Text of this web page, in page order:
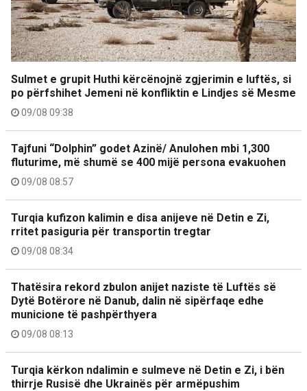
Sulmet e grupit Huthi kërcënojnë zgjerimin e luftës, si
po përfshihet Jemeni në konfliktin e Lindjes së Mesme
09/08 09:38
Tajfuni “Dolphin” godet Azinë/ Anulohen mbi 1,300
fluturime, më shumë se 400 mijë persona evakuohen
09/08 08:57
Turqia kufizon kalimin e disa anijeve në Detin e Zi,
rritet pasiguria për transportin tregtar
09/08 08:34
Thatësira rekord zbulon anijet naziste të Luftës së
Dytë Botërore në Danub, dalin në sipërfaqe edhe
municione të pashpërthyera
09/08 08:13
Turqia kërkon ndalimin e sulmeve në Detin e Zi, i bën
thirrje Rusisë dhe Ukrainës për armëpushim